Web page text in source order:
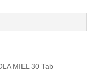
MIEL 30 Tab